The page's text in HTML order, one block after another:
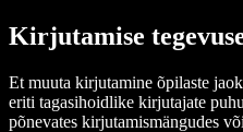
Kirjutamise
Et muuta kirjutamine õpilaste
eriti tagasihoidlike kirjutajate
põnevates kirjutamismängudes